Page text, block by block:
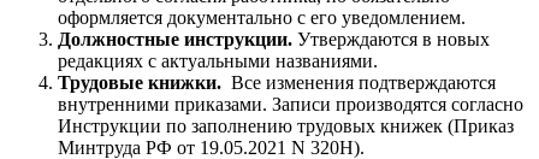
оформляется документально с его уведомлением.
Должностные инструкции. Утверждаются в новых
редакциях с актуальными названиями.
Трудовые книжки. Все изменения подтверждаются
внутренними приказами. Записи производятся согласно
Инструкции по заполнению трудовых книжек (Приказ
Минтруда РФ от 19.05.2021 N 320Н).